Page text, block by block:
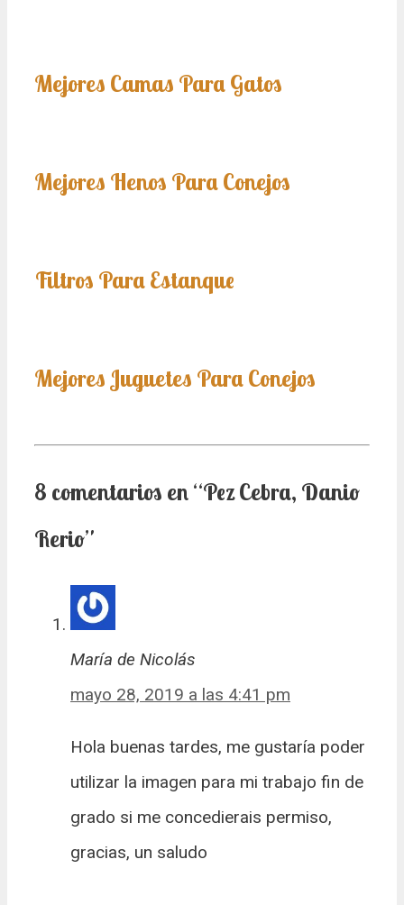
Mejores Camas Para Gatos
Mejores Henos Para Conejos
Filtros Para Estanque
Mejores Juguetes Para Conejos
8 comentarios en “Pez Cebra, Danio
Rerio”
María de Nicolás
mayo 28, 2019 a las 4:41 pm
Hola buenas tardes, me gustaría poder
utilizar la imagen para mi trabajo fin de
grado si me concedierais permiso,
gracias, un saludo